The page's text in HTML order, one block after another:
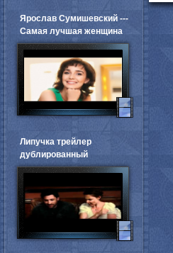
Ярослав Сумишевский ---
Самая лучшая женщина
Липучка трейлер
дублированный